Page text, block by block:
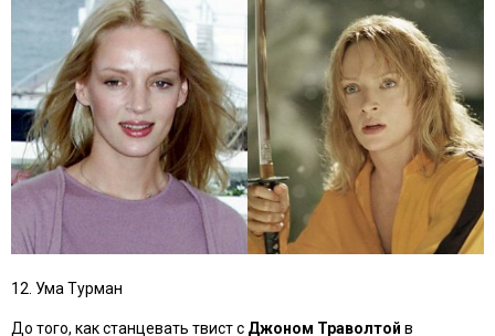
12. Ума Турман
До того, как станцевать твист c Джоном Траволтой в